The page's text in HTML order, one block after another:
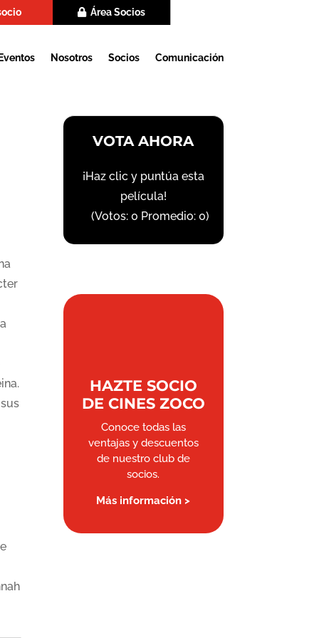
Área Socios
Nosotros Socios Comunicación
VOTA AHORA
¡Haz clic y puntúa esta
película!
(Votos:0 Promedio:0)
HAZTE SOCIO
DE CINES ZOCO
Conoce todas las
ventajas y descuentos
de nuestro club de
socios.
Más información >